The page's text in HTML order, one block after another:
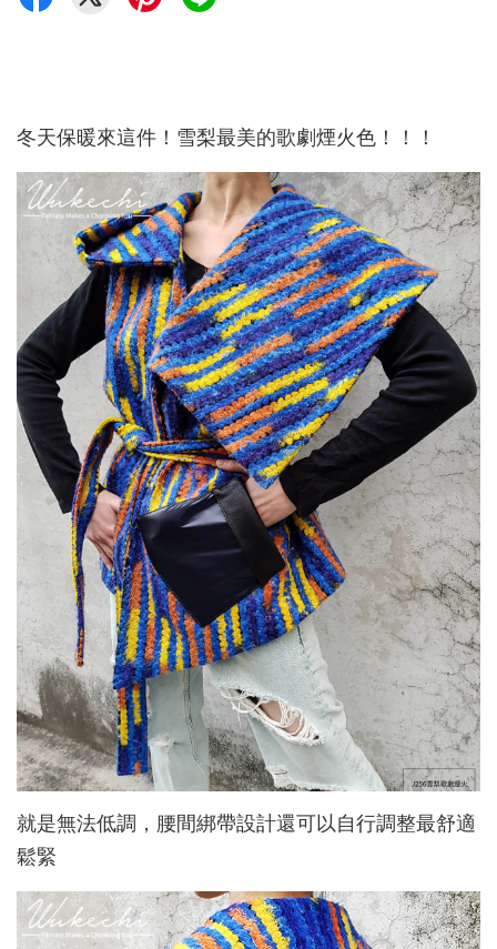
冬天保暖來這件！雪梨最美的歌劇煙火色！！！
就是無法低調，腰間綁帶設計還可以自行調整最舒適
鬆緊